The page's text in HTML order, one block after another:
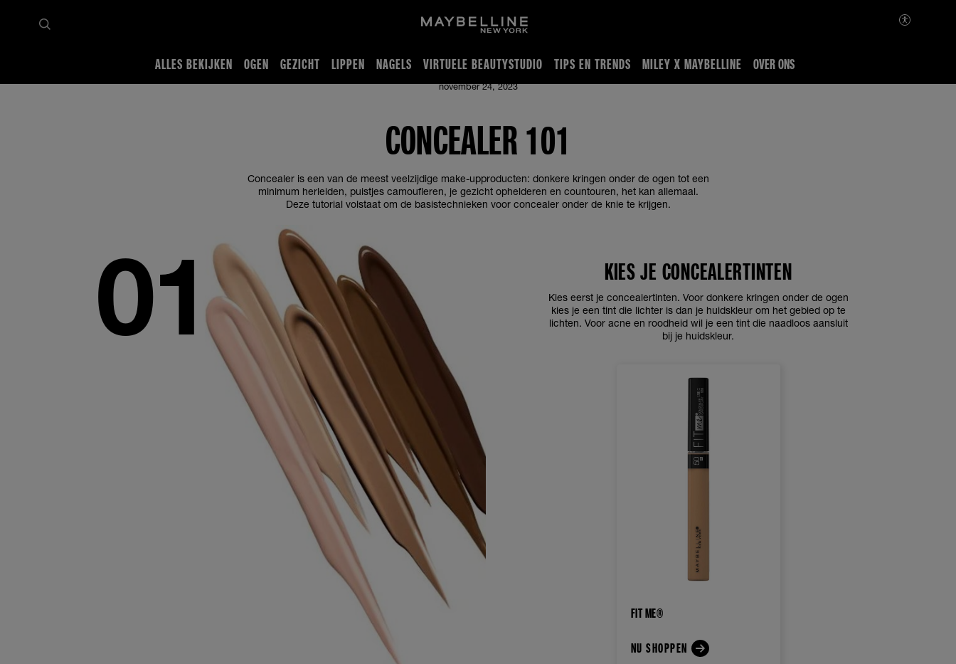
ALLES BEKIJKEN OGEN GEZICHT LIPPEN NAGELS VIRTUELE BEAUTYSTUDIO TIPS EN TRENDS MILEY X MAYBELLINE OVER ONS
Gezicht Concealer make-up tutorials Concealer 101
november 24, 2023
CONCEALER 101
Concealer is een van de meest veelzijdige make-upproducten: donkere kringen onder de ogen tot een
minimum herleiden, puistjes camoufleren, je gezicht ophelderen en countouren, het kan allemaal.
Deze tutorial volstaat om de basistechnieken voor concealer onder de knie te krijgen.
KIES JE CONCEALERTINTEN
Kies eerst je concealertinten. Voor donkere kringen onder de ogen
kies je een tint die lichter is dan je huidskleur om het gebied op te
lichten. Voor acne en roodheid wil je een tint die naadloos aansluit
bij je huidskleur.
FIT ME®
NU SHOPPEN